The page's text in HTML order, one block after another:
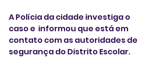
A Polícia da cidade investiga o
caso e  informou que está em
contato com as autoridades de
segurança do Distrito Escolar.